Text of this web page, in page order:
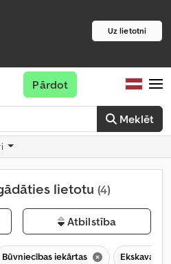
Uz lietotni
Meklēt
Pārdot
lietotu (4)
Atbilstība
Būvniecības iekārtas